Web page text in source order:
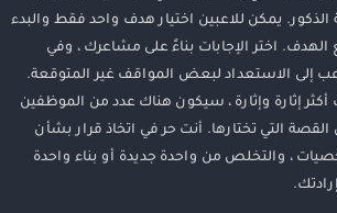
يمكن للاعبين اختيار هدف واحد فقط والبدء
الهدف. اختر الإجابات بناءً على مشاعرك ، وفي
إلى الاستعداد لبعض المواقف غير المتوقعة.
إثارة وإثارة ، سيكون هناك عدد من الموظفين
القصة التي تختارها. أنت حر في اتخاذ قرار بشأن
، والتخلص من واحدة جديدة أو بناء واحدة